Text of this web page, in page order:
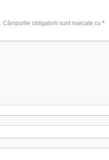
Câmpurile obligatorii sunt marcate cu *